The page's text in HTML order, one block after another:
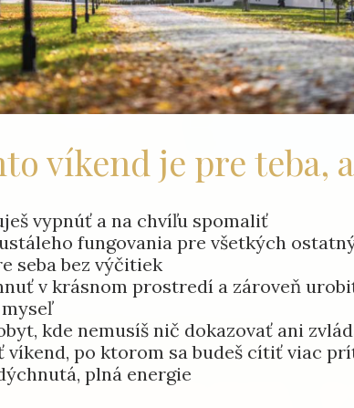
víkend je pre teba,
vypnúť a na chvíľu spomaliť
fungovania pre všetkých
seba bez výčitiek
v krásnom prostredí a zároveň
kde nemusíš nič dokazovať ani
víkend, po ktorom sa budeš cítiť viac
plná energie